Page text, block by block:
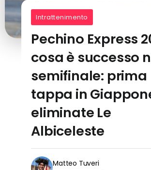
Intrattenimento
Pechino Express
cosa è successo
semifinale: prima
tappa in
eliminate Le
Albiceleste
Matteo Tuveri